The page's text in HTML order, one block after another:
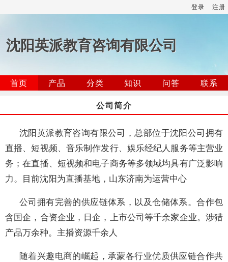
登录 注册
沈阳英派教育咨询有限公司
首页 产品 分类 知识 问答
联系
公司简介
沈阳英派教育咨询有限公司，总部位于沈阳公司拥有
直播、短视频、音乐制作发行、娱乐经纪人服务等主营业
务；在直播、短视频和电子商务等多领域均具有广泛影响
力。目前沈阳为直播基地，山东济南为运营中心
公司拥有完善的供应链体系，以及仓储体系。合作包
含国企，合资企业，日企，上市公司等千余家企业。涉猎
产品万余种。主播资源千余人
随着兴趣电商的崛起，承蒙各行业优质供应链合作共